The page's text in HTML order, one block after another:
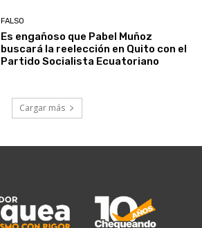
FALSO
Es engañoso que Pabel Muñoz
buscará la reelección en Quito con el
Partido Socialista Ecuatoriano
Cargar más